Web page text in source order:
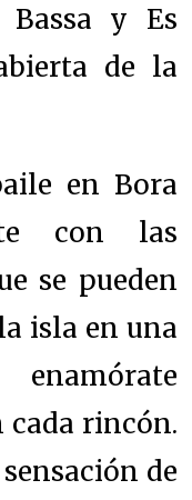
Bassa y Es
de la
en Bora
con las
se pueden
isla en una
cada rincón.
de